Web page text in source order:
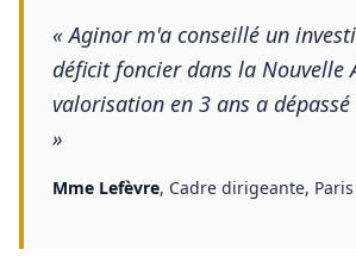
«Aginor m'a conseillé un
déficit foncier dans la Nouvelle
valorisation en 3 ans a
»
Mme Lefèvre, Cadre dirigeante,